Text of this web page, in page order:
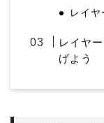
レイ
レイヤ
げよう